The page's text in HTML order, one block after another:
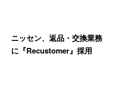
ニッセン、返品・交換業務
に『Recustomer』採用